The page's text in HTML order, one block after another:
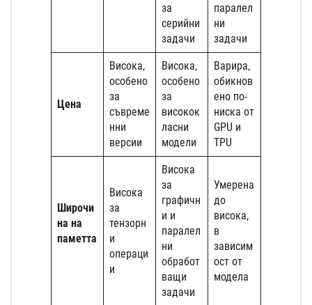
за
серийни
задачи
паралел
ни
задачи
Цена
Висока,
особено
за
съвреме
нни
версии
Висока,
особено
за
високок
ласни
модели
Варира,
обикнов
ено по-
ниска от
GPU и
TPU
Широчи
на на
паметта
Висока
за
тензорн
и
операци
и
Висока
за
графичн
и и
паралел
ни
обработ
ващи
задачи
Умерена
до
висока,
в
зависим
ост от
модела